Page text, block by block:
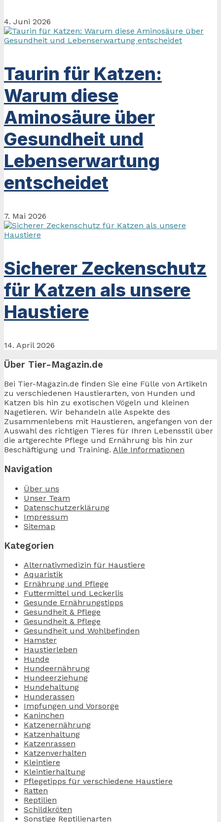
4. Juni 2026
Taurin für Katzen:
Warum diese
Aminosäure über
Gesundheit und
Lebenserwartung
entscheidet
7. Mai 2026
Sicherer Zeckenschutz
für Katzen als unsere
Haustiere
14. April 2026
Über Tier-Magazin.de
Bei Tier-Magazin.de finden Sie eine Fülle von Artikeln
zu verschiedenen Haustierarten, von Hunden und
Katzen bis hin zu exotischen Vögeln und kleinen
Nagetieren. Wir behandeln alle Aspekte des
Zusammenlebens mit Haustieren, angefangen von der
Auswahl des richtigen Tieres für Ihren Lebensstil über
die artgerechte Pflege und Ernährung bis hin zur
Beschäftigung und Training. Alle Informationen
Navigation
Über uns
Unser Team
Datenschutzerklärung
Impressum
Sitemap
Kategorien
Alternativmedizin für Haustiere
Aquaristik
Ernährung und Pflege
Futtermittel und Leckerlis
Gesunde Ernährungstipps
Gesundheit & Pflege
Gesundheit & Pflege
Gesundheit und Wohlbefinden
Hamster
Haustierleben
Hunde
Hundeernährung
Hundeerziehung
Hundehaltung
Hunderassen
Impfungen und Vorsorge
Kaninchen
Katzenernährung
Katzenhaltung
Katzenrassen
Katzenverhalten
Kleintiere
Kleintierhaltung
Pflegetipps für verschiedene Haustiere
Ratten
Reptilien
Schildkröten
Sonstige Reptilienarten